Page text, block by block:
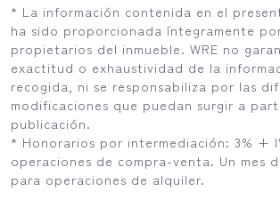
* La información contenida en el
ha sido proporcionada íntegramente
propietarios del inmueble. WRE no
exactitud o exhaustividad de la
recogida, ni se responsabiliza por las
modificaciones que puedan surgir a
publicación.
* Honorarios por intermediación: 3% +
operaciones de compra-venta. Un mes
para operaciones de alquiler.